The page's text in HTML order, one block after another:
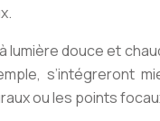
douce et
s’intégreront
ou les points